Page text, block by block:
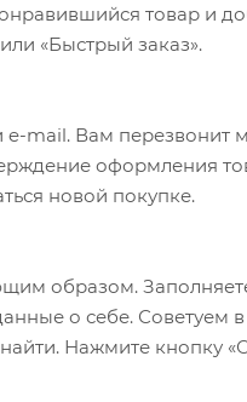
товар и
«Быстрый заказ».
mail. Вам перезвонит
оформления
новой покупке.
образом.
о себе. Советуем
Нажмите кнопку